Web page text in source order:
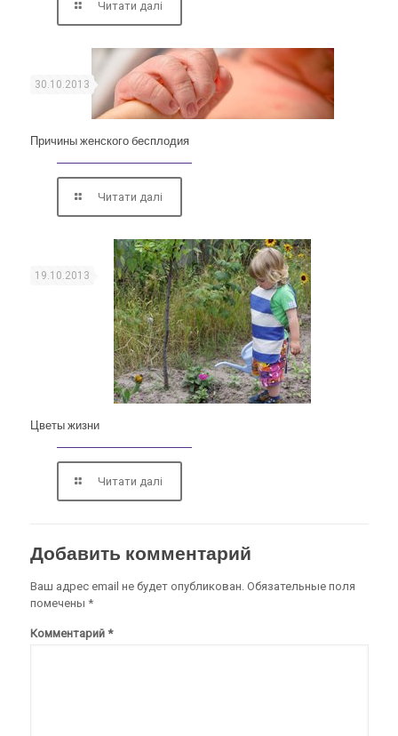
Читати далі
30.10.2013
Причины женского бесплодия
Читати далі
19.10.2013
Цветы жизни
Читати далі
Добавить комментарий
Ваш адрес email не будет опубликован. Обязательные поля
помечены *
Комментарий *